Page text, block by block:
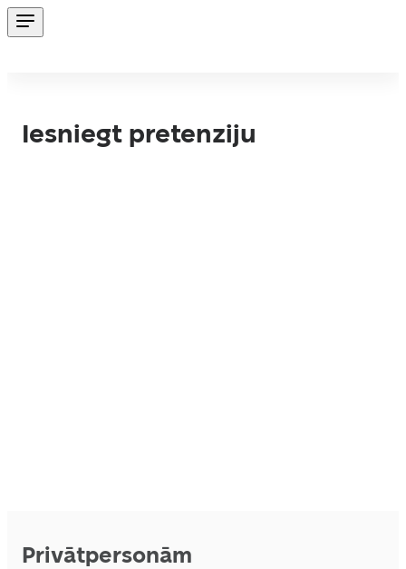
Iesniegt pretenziju
Privātpersonām